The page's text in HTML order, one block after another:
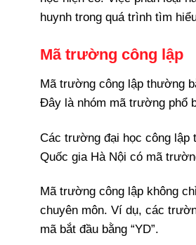
huynh trong quá trình tìm
Mã trường công lập
Mã trường công lập thường
Đây là nhóm mã trường phổ
Các trường đại học công
Quốc gia Hà Nội có mã
Mã trường công lập không
chuyên môn. Ví dụ, các
mã bắt đầu bằng “YD”.